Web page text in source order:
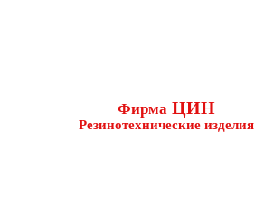
Фирма ЦИН
Резинотехнические изделия